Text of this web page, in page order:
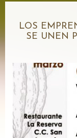
LOS
SE UNEN